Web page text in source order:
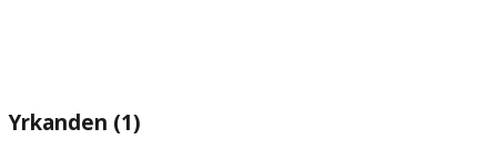
Yrkanden (1)